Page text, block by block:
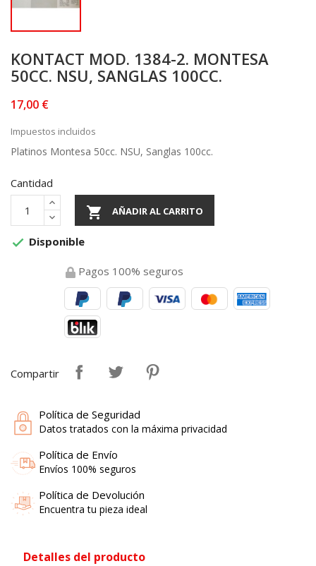
KONTACT MOD. 1384-2. MONTESA
50CC. NSU, SANGLAS 100CC.
17,00 €
Impuestos incluidos
Platinos Montesa 50cc. NSU, Sanglas 100cc.
Cantidad
 AÑADIR AL CARRITO
 Disponible
Pagos 100% seguros
Compartir
Política de Seguridad
Datos tratados con la máxima privacidad
Política de Envío
Envíos 100% seguros
Política de Devolución
Encuentra tu pieza ideal
Detalles del producto